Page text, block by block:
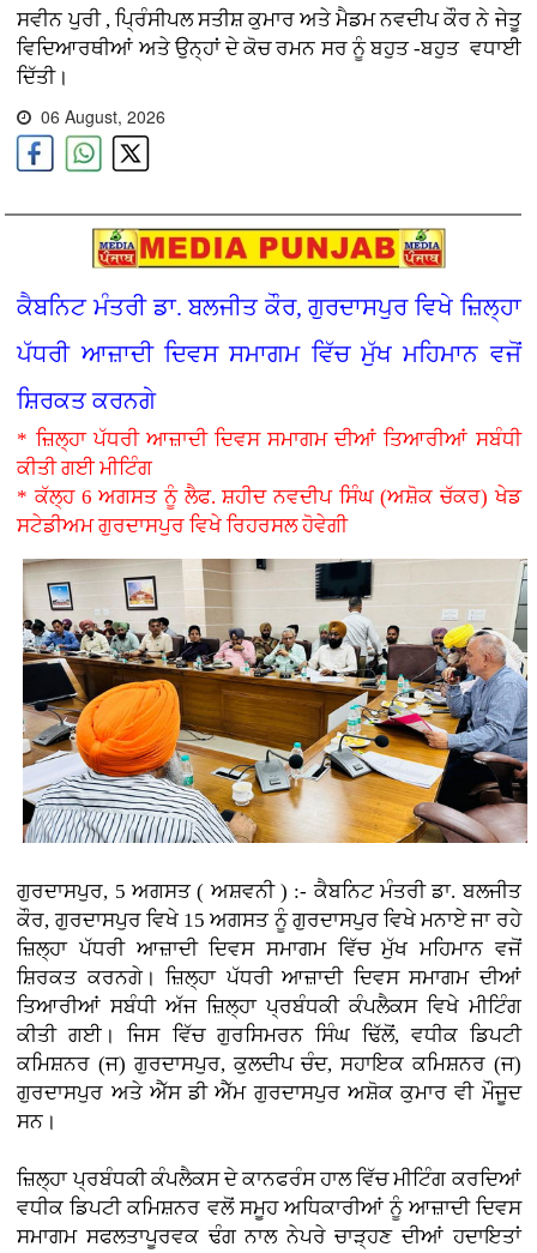
ਸਵੀਨ ਪੁਰੀ , ਪ੍ਰਿੰਸੀਪਲ ਸਤੀਸ਼ ਕੁਮਾਰ ਅਤੇ ਮੈਡਮ ਨਵਦੀਪ ਕੌਰ ਨੇ ਜੇਤੂ
ਵਿਦਿਆਰਥੀਆਂ ਅਤੇ ਉਨ੍ਹਾਂ ਦੇ ਕੋਚ ਰਮਨ ਸਰ ਨੂੰ ਬਹੁਤ -ਬਹੁਤ ਵਧਾਈ
ਦਿੱਤੀ।
06 August, 2026
ਕੈਬਨਿਟ ਮੰਤਰੀ ਡਾ. ਬਲਜੀਤ ਕੌਰ, ਗੁਰਦਾਸਪੁਰ ਵਿਖੇ ਜ਼ਿਲ੍ਹਾ
ਪੱਧਰੀ ਆਜ਼ਾਦੀ ਦਿਵਸ ਸਮਾਗਮ ਵਿੱਚ ਮੁੱਖ ਮਹਿਮਾਨ ਵਜੋਂ
ਸ਼ਿਰਕਤ ਕਰਨਗੇ
* ਜ਼ਿਲ੍ਹਾ ਪੱਧਰੀ ਆਜ਼ਾਦੀ ਦਿਵਸ ਸਮਾਗਮ ਦੀਆਂ ਤਿਆਰੀਆਂ ਸਬੰਧੀ
ਕੀਤੀ ਗਈ ਮੀਟਿੰਗ
* ਕੱਲ੍ਹ 6 ਅਗਸਤ ਨੂੰ ਲੈਫ. ਸ਼ਹੀਦ ਨਵਦੀਪ ਸਿੰਘ (ਅਸ਼ੋਕ ਚੱਕਰ) ਖੇਡ
ਸਟੇਡੀਅਮ ਗੁਰਦਾਸਪੁਰ ਵਿਖੇ ਰਿਹਰਸਲ ਹੋਵੇਗੀ
ਗੁਰਦਾਸਪੁਰ, 5 ਅਗਸਤ ( ਅਸ਼ਵਨੀ ) :-ਕੈਬਨਿਟ ਮੰਤਰੀ ਡਾ. ਬਲਜੀਤ
ਕੌਰ, ਗੁਰਦਾਸਪੁਰ ਵਿਖੇ 15 ਅਗਸਤ ਨੂੰ ਗੁਰਦਾਸਪੁਰ ਵਿਖੇ ਮਨਾਏ ਜਾ ਰਹੇ
ਜ਼ਿਲ੍ਹਾ ਪੱਧਰੀ ਆਜ਼ਾਦੀ ਦਿਵਸ ਸਮਾਗਮ ਵਿੱਚ ਮੁੱਖ ਮਹਿਮਾਨ ਵਜੋਂ
ਸ਼ਿਰਕਤ ਕਰਨਗੇ। ਜ਼ਿਲ੍ਹਾ ਪੱਧਰੀ ਆਜ਼ਾਦੀ ਦਿਵਸ ਸਮਾਗਮ ਦੀਆਂ
ਤਿਆਰੀਆਂ ਸਬੰਧੀ ਅੱਜ ਜ਼ਿਲ੍ਹਾ ਪ੍ਰਬੰਧਕੀ ਕੰਪਲੈਕਸ ਵਿਖੇ ਮੀਟਿੰਗ
ਕੀਤੀ ਗਈ। ਜਿਸ ਵਿੱਚ ਗੁਰਸਿਮਰਨ ਸਿੰਘ ਢਿੱਲੋਂ, ਵਧੀਕ ਡਿਪਟੀ
ਕਮਿਸ਼ਨਰ (ਜ) ਗੁਰਦਾਸਪੁਰ, ਕੁਲਦੀਪ ਚੰਦ, ਸਹਾਇਕ ਕਮਿਸ਼ਨਰ (ਜ)
ਗੁਰਦਾਸਪੁਰ ਅਤੇ ਐੱਸ ਡੀ ਐੱਮ ਗੁਰਦਾਸਪੁਰ ਅਸ਼ੋਕ ਕੁਮਾਰ ਵੀ ਮੌਜੂਦ
ਸਨ।
ਜ਼ਿਲ੍ਹਾ ਪ੍ਰਬੰਧਕੀ ਕੰਪਲੈਕਸ ਦੇ ਕਾਨਫਰੰਸ ਹਾਲ ਵਿੱਚ ਮੀਟਿੰਗ ਕਰਦਿਆਂ
ਵਧੀਕ ਡਿਪਟੀ ਕਮਿਸ਼ਨਰ ਵਲੋਂ ਸਮੂਹ ਅਧਿਕਾਰੀਆਂ ਨੂੰ ਆਜ਼ਾਦੀ ਦਿਵਸ
ਸਮਾਗਮ ਸਫਲਤਾਪੂਰਵਕ ਢੰਗ ਨਾਲ ਨੇਪਰੇ ਚਾੜ੍ਹਣ ਦੀਆਂ ਹਦਾਇਤਾਂ